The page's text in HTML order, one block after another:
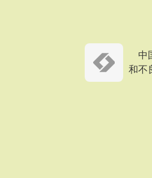
中
和不